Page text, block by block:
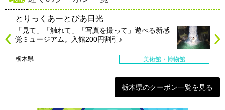
とりっくあーとぴあ日光
「見て」「触れて」「写真を撮って」遊べる新感
覚ミュージアム。入館200円割引♪
栃木県 美術館・博物館
栃木県のクーポン一覧を見る